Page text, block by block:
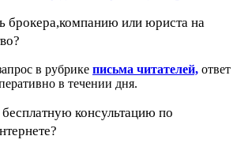
брокера,компанию или юриста на
в рубрике письма читателей, ответ
в течении дня.
консультацию по